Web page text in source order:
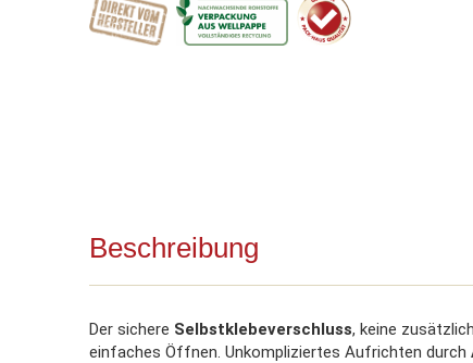
Beschreibung
Der sichere Selbstklebeverschluss, keine
einfaches Öffnen. Unkompliziertes Aufrichten durch